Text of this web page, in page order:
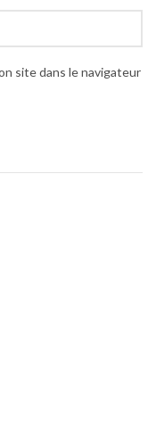
site dans le navigateur